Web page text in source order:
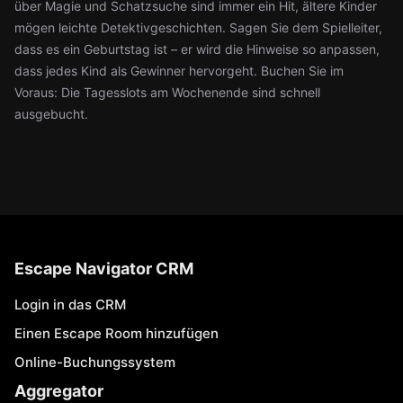
über Magie und Schatzsuche sind immer ein Hit, ältere Kinder
mögen leichte Detektivgeschichten. Sagen Sie dem Spielleiter,
dass es ein Geburtstag ist – er wird die Hinweise so anpassen,
dass jedes Kind als Gewinner hervorgeht. Buchen Sie im
Voraus: Die Tagesslots am Wochenende sind schnell
ausgebucht.
Escape Navigator CRM
Login in das CRM
Einen Escape Room hinzufügen
Online-Buchungssystem
Aggregator